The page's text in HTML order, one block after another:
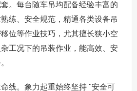
。每台随车吊均配备经验丰富的
练、安全规范，精通各类设备吊
位等作业技巧，尤其擅长狭小空
工况下的吊装作业，能高效、安
线。象力起重始终坚持 "安全可